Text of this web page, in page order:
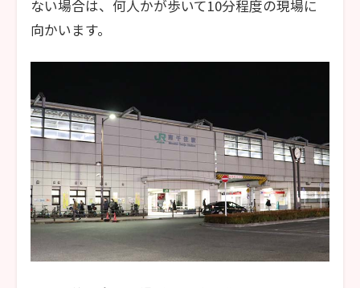
ない場合は、何人かが歩いて10分程度の現場に
向かいます。